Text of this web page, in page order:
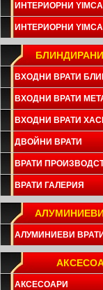
ИНТЕРИОРНИ YIMCA
ИНТЕРИОРНИ YIMCA
ВХОДНИ ВРАТИ
ВХОДНИ ВРАТИ
ВХОДНИ ВРАТИ
ДВОЙНИ ВРАТИ
ВРАТИ
ВРАТИ ГАЛЕРИЯ
АЛУМИНИЕВИ ВРАТИ
АКСЕСОАРИ